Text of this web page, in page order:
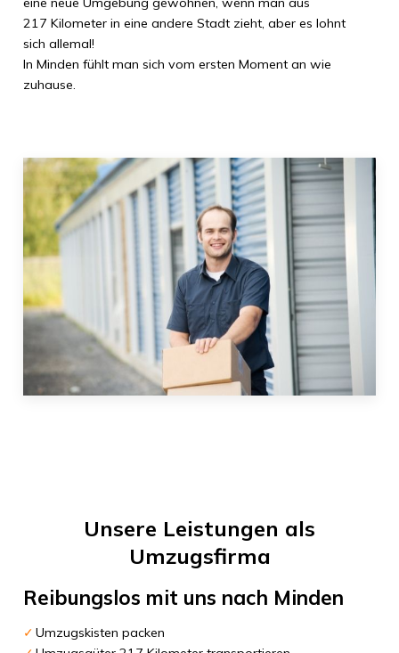
217 Kilometerin eine andere Stadt zieht, aber es lohnt
sich allemal!
In Minden fühlt man sich vom ersten Moment an wie
zuhause.
Unsere Leistungen als
Umzugsfirma
Reibungslos mit uns nach Minden
Umzugskisten packen